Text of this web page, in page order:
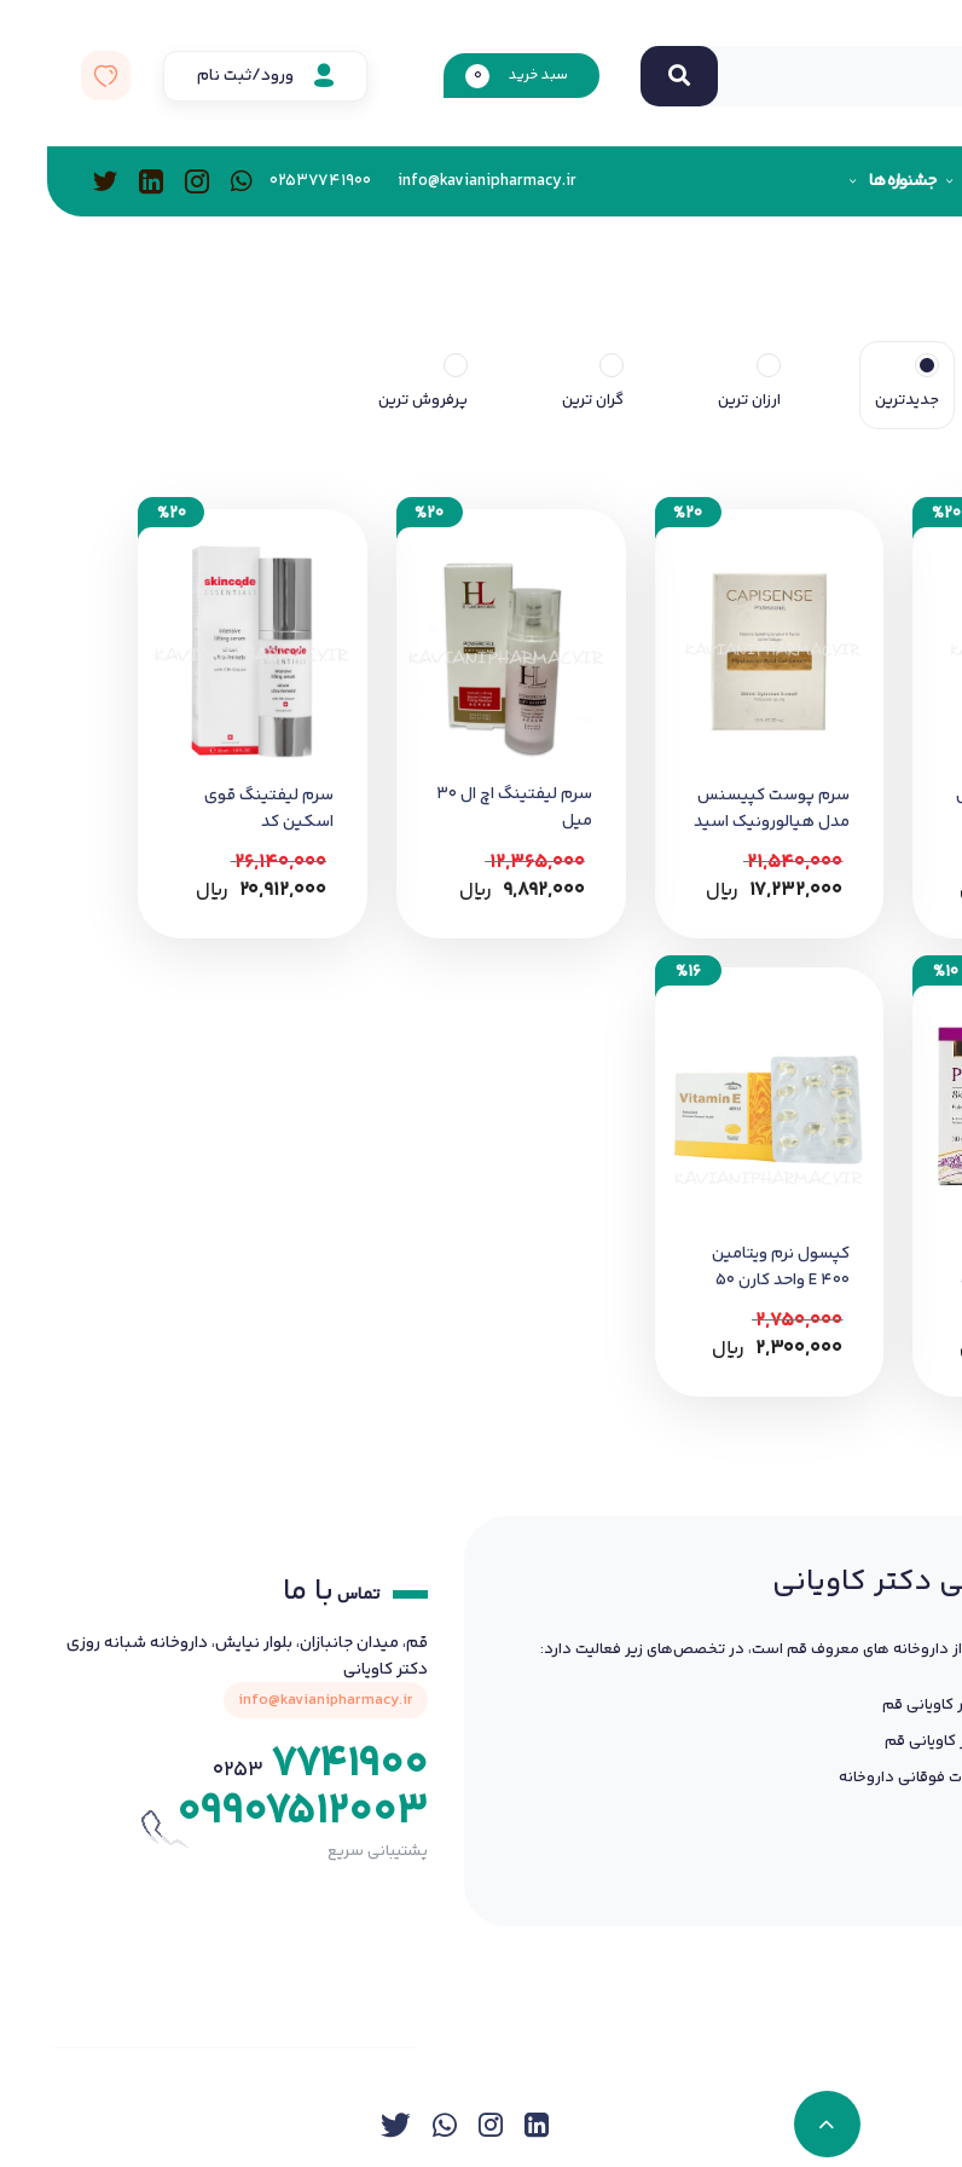
سبد خرید 0 ورود/ثبت نام
جشنواره ها info@kavianipharmacy.ir
02537741900
جدیدترین ارزان ترین گران ترین پرفروش ترین
%20
%20
سرم پوست کپیسنس
مدل هیالورونیک اسید
حجم 30 میل
21,540,000
17,232,000 ﷼
%20
سرم لیفتینگ اچ ال 30
میل
12,365,000
9,892,000 ﷼
%20
سرم لیفتینگ قوی
اسکین کد
26,140,000
20,912,000 ﷼
%10
%16
کپسول نرم ویتامین
400 E واحد کارن 50
عددی
2,750,000
2,300,000 ﷼
دکتر کاویانی
از داروخانه های معروف قم است، در تخصص‌های زیر فعالیت دارد:
کاویانی قم
کاویانی قم
داروخانه
تماس با ما
قم، میدان جانبازان، بلوار نیایش، داروخانه شبانه روزی
دکتر کاویانی
info@kavianipharmacy.ir
0253 7741900
09907512003
پشتیبانی سریع